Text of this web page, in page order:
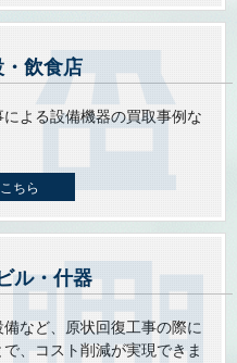
飲⾷店
よる設備機器の買取事例な
ちら
ル・什器
など、原状回復工事の際に
、コスト削減が実現できま